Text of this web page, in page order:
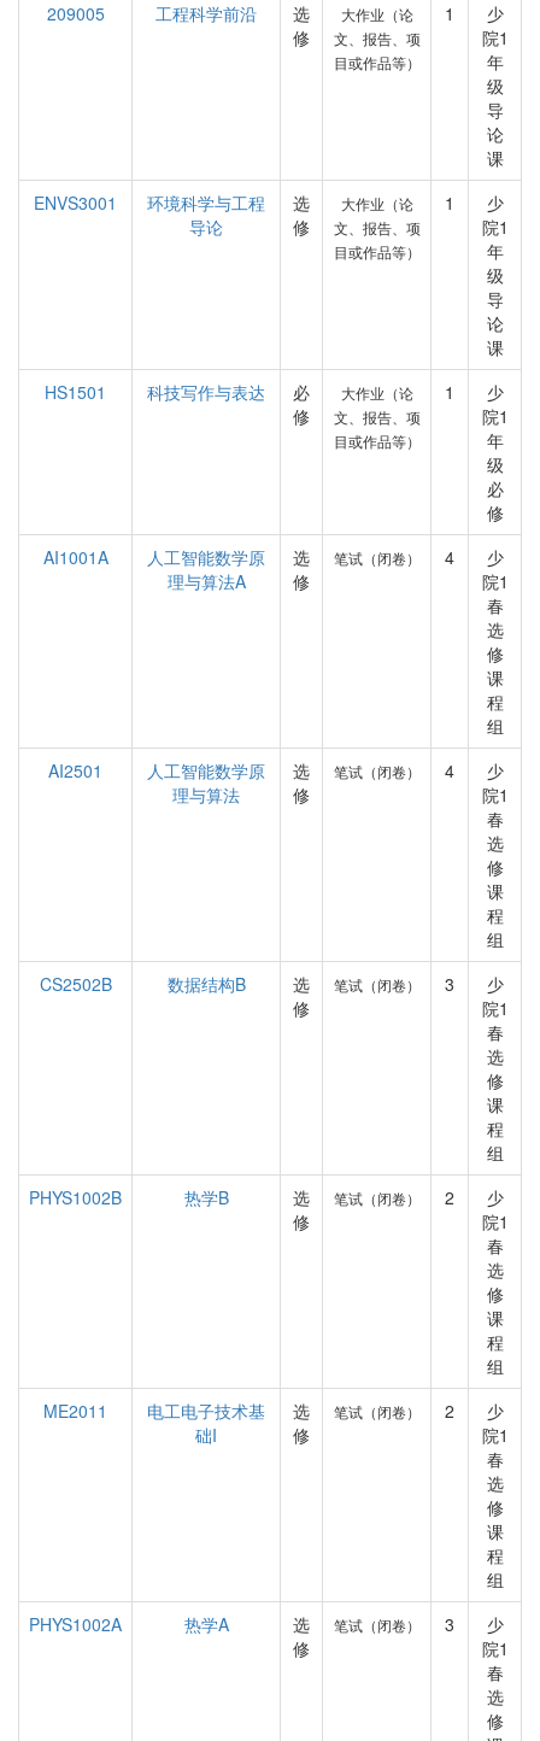
209005 工程科学前沿
选
修
大作业（论
文、报告、项
目或作品等）
1
少
院1
年
级
导
论
课
ENVS3001
环境科学与工程
导论
选
修
大作业（论
文、报告、项
目或作品等）
1
少
院1
年
级
导
论
课
HS1501
科技写作与表达
必
修
大作业（论
文、报告、项
目或作品等）
1
少
院1
年
级
必
修
AI1001A
人工智能数学原
理与算法A
选
修
笔试（闭卷） 4
少
院1
春
选
修
课
程
组
AI2501
人工智能数学原
理与算法
选
修
笔试（闭卷） 4
少
院1
春
选
修
课
程
组
CS2502B
数据结构B
选
修
笔试（闭卷） 3
少
院1
春
选
修
课
程
组
PHYS1002B
热学B
选
修
笔试（闭卷） 2
少
院1
春
选
修
课
程
组
ME2011
电工电子技术基
础I
选
修
笔试（闭卷） 2
少
院1
春
选
修
课
程
组
PHYS1002A
热学A
选
修
笔试（闭卷） 3
少
院1
春
选
修